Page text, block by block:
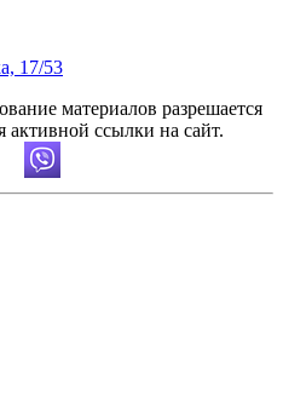
17/53
материалов разрешается
активной ссылки на сайт.